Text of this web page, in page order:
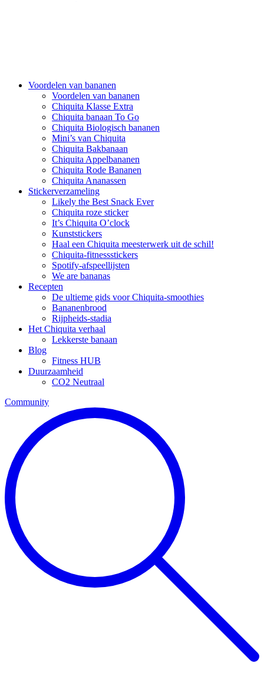
Voordelen van bananen
Voordelen van bananen
Chiquita Klasse Extra
Chiquita banaan To Go
Chiquita Biologisch bananen
Mini’s van Chiquita
Chiquita Bakbanaan
Chiquita Appelbananen
Chiquita Rode Bananen
Chiquita Ananassen
Stickerverzameling
Likely the Best Snack Ever
Chiquita roze sticker
It’s Chiquita O’clock
Kunststickers
Haal een Chiquita meesterwerk uit de schil!
Chiquita-fitnessstickers
Spotify-afspeellijsten
We are bananas
Recepten
De ultieme gids voor Chiquita-smoothies
Bananenbrood
Rijpheids-stadia
Het Chiquita verhaal
Lekkerste banaan
Blog
Fitness HUB
Duurzaamheid
CO2 Neutraal
Community